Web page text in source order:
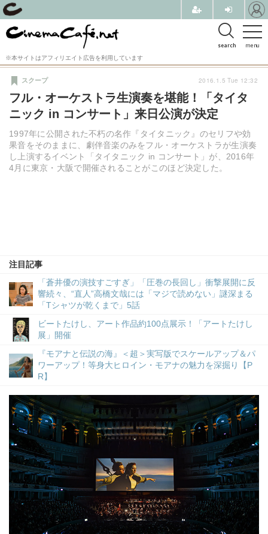
menu
search
※本サイトはアフィリエイト広告を利用しています
フル・オーケストラ生演奏を堪能！「タイタ
ニック in コンサート」来日公演が決定
1997年に公開された不朽の名作『タイタニック』のセリフや効
果音をそのままに、劇伴音楽のみをフル・オーケストラが生演奏
し上演するイベント「タイタニック in コンサート」が、2016年
4月に東京・大阪で開催されることがこのほど決定した。
スクープ
注目記事
「蒼井優の演技すごすぎ」「圧巻の長回し」衝撃展開に反
響続々、“直人”高橋文哉には「マジで読めない」謎深まる
「Tシャツが乾くまで」5話
ビートたけし、アート作品約100点展示！「アートたけし
展」開催
『モアナと伝説の海』＜超＞実写版でスケールアップ＆パ
ワーアップ！等身大ヒロイン・モアナの魅力を深掘り【P
R】
2016.1.5 Tue 12:32